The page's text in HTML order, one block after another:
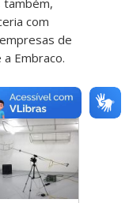
com
de
Embraco.